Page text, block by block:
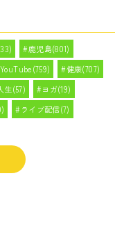
鹿児島(801)
YouTube(759)
健康(707)
生(57)
ヨガ(19)
ライブ配信(7)